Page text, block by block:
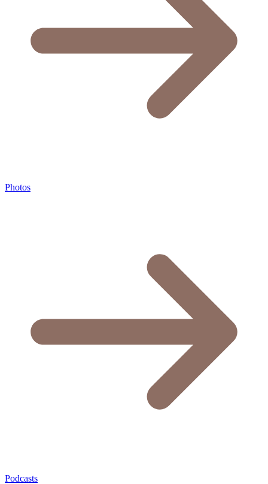
Photos
Podcasts